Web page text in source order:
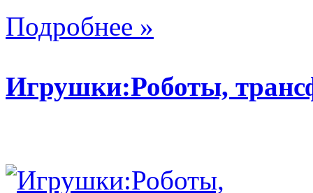
Подробнее »
Игрушки:Роботы,